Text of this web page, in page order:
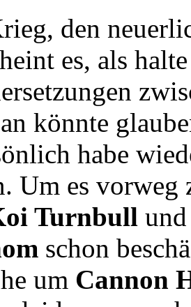
den
es, als
könnte
habe
Um es vorweg
Turnbull
schon
um Cannon